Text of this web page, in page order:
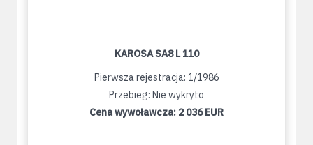
KAROSA SA8 L 110
Pierwsza rejestracja: 1/1986
Przebieg: Nie wykryto
Cena wywoławcza: 2 036 EUR